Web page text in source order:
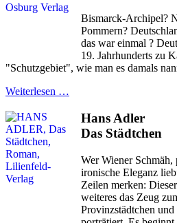
Bismarck-Archipel?
Pommern?
das war einmal ?
19. Jahrhunderts zu
"Schutzgebiet", wie man es damals
Weiterlesen …
Hans Adler
Das Städtchen
Wer Wiener Schmäh,
ironische Eleganz
Zeilen merken:
weiteres das Zeug
Provinzstädtchen